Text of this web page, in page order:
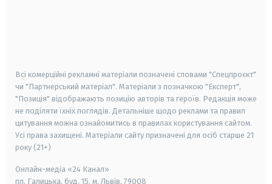
Всі комерційні рекламні матеріали позначені словами "Спецпроєкт"
чи "Партнерський матеріал". Матеріали з позначкою "Експерт",
"Позиція" відображають позицію авторів та героїв. Редакція може
не поділяти їхніх поглядів. Детальніше щодо реклами та правил
цитування можна ознайомитись в правилах користування сайтом.
Усі права захищені. Матеріали сайту призначені для осіб старше 21
року (21+)
Онлайн-медіа «24 Канал»
пл. Галицька, буд. 15, м. Львів, 79008